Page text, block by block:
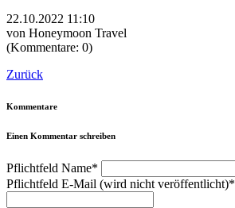
22.10.2022 11:10
von Honeymoon Travel
(Kommentare: 0)
Zurück
Kommentare
Einen Kommentar schreiben
Pflichtfeld Name*
Pflichtfeld E-Mail (wird nicht veröffentlicht)*